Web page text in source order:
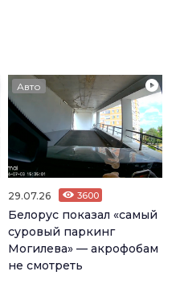
Авто
29.07.26 3600
Белорус показал «самый
суровый паркинг
Могилева» — акрофобам
не смотреть